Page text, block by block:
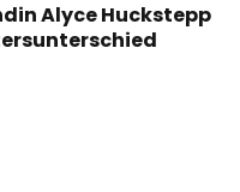
Alyce Huckstepp